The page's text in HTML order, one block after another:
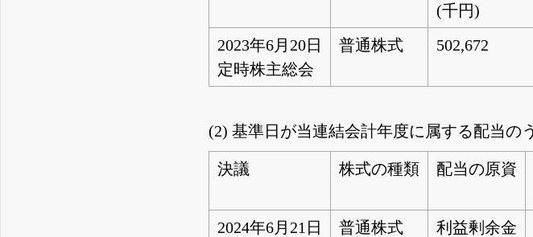
(千円)
2023年6月20日
定時株主総会
普通株式 502,672
(2) 基準日が当連結会計年度に属する配当の
決議 株式の種類 配当の原資
2024年6月21日
普通株式 利益剰余金